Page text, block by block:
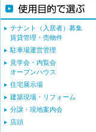
テナント（入居者）募集
賃貸管理・売物件
駐車場運営管理
見学会・内覧会
オープンハウス
住宅展示場
建築現場・リフォーム
分譲・現地案内会
店頭